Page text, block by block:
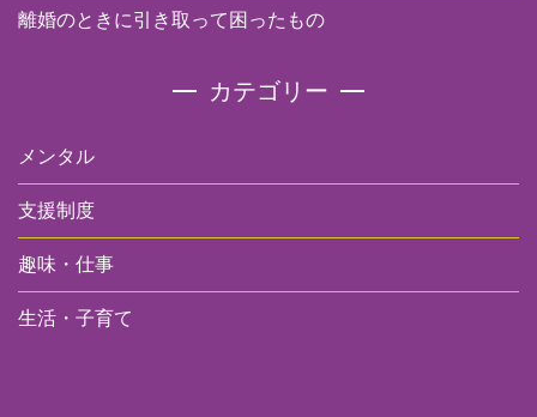
離婚のときに引き取って困ったもの
カテゴリー
メンタル
支援制度
趣味・仕事
生活・子育て